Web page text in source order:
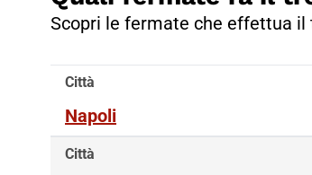
Scopri le fermate che effettua
Città
Napoli
Città